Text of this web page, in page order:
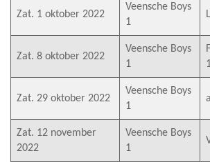
Zat. 1 oktober 2022
Veensche Boys
1
Zat. 8 oktober 2022
Veensche Boys
1
Zat. 29 oktober 2022
Veensche Boys
1
Zat. 12 november
2022
Veensche Boys
1